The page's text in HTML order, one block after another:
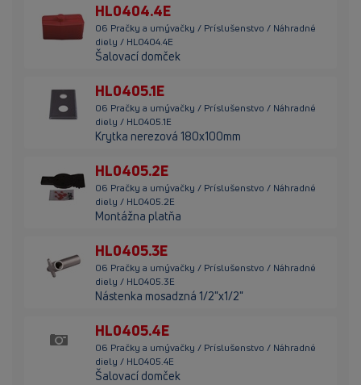
HL0404.4E
06 Pračky a umývačky / Príslušenstvo / Náhradné
diely / HL0404.4E
Šalovací domček
HL0405.1E
06 Pračky a umývačky / Príslušenstvo / Náhradné
diely / HL0405.1E
Krytka nerezová 180x100mm
HL0405.2E
06 Pračky a umývačky / Príslušenstvo / Náhradné
diely / HL0405.2E
Montážna platňa
HL0405.3E
06 Pračky a umývačky / Príslušenstvo / Náhradné
diely / HL0405.3E
Nástenka mosadzná 1/2"x1/2"
HL0405.4E
06 Pračky a umývačky / Príslušenstvo / Náhradné
diely / HL0405.4E
Šalovací domček